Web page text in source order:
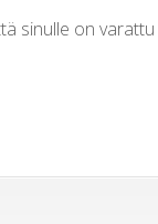
sinulle on